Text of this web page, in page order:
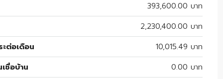
393,600.00 บาท
2,230,400.00 บาท
ต่อเดือน
10,015.49 บาท
ชื่อบ้าน
0.00 บาท